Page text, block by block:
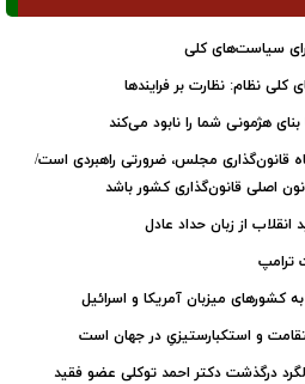
سیاست‌های کلی
نظام: نظارت بر فرایندها
هژمونی شما را نابود می‌کند
مجلس، ضرورتی راهبردی است/
اصلی قانون‌گذاری کشور باشد
از زبان حداد عادل
ترامپ
کشورهای میزبان آمریکا و اسرائیل
و استکبارستیزیِ در جهان است
درگذشت دکتر احمد توکلی عضو فقید